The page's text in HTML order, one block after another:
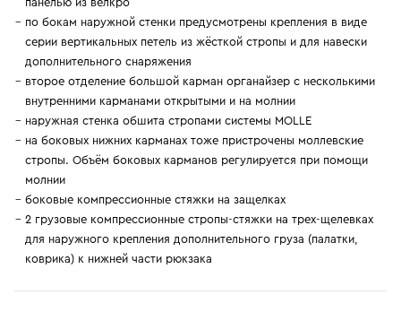
по бокам наружной стенки предусмотрены крепления в виде
серии вертикальных петель из жёсткой стропы и для навески
дополнительного снаряжения
второе отделение большой карман органайзер с несколькими
внутренними карманами открытыми и на молнии
наружная стенка обшита стропами системы MOLLE
на боковых нижних карманах тоже пристрочены моллевские
стропы. Объём боковых карманов регулируется при помощи
молнии
боковые компрессионные стяжки на защелках
2 грузовые компрессионные стропы-стяжки на трех-щелевках
для наружного крепления дополнительного груза (палатки,
коврика) к нижней части рюкзака